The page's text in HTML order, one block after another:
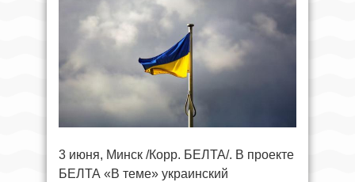
3 июня, Минск /Корр. БЕЛТА/. В проекте
БЕЛТА «В теме» украинский